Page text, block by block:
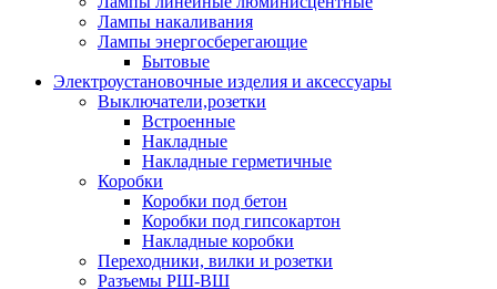
Лампы накаливания
Лампы энергосберегающие
Бытовые
Электроустановочные изделия и аксессуары
Выключатели,розетки
Встроенные
Накладные
Накладные герметичные
Коробки
Коробки под бетон
Коробки под гипсокартон
Накладные коробки
Переходники, вилки и розетки
Разъемы РШ-ВШ